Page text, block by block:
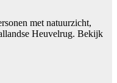
met natuurzicht,
Heuvelrug. Bekijk